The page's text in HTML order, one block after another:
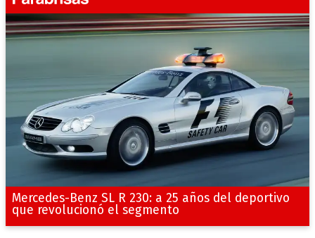
Mercedes-Benz SL R 230: a 25 años del deportivo
que revolucionó el segmento